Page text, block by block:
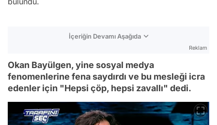
İçeriğin Devamı Aşağıda
Reklam
Okan Bayülgen, yine sosyal medya
fenomenlerine fena saydırdı ve bu mesleği icra
edenler için "Hepsi çöp, hepsi zavallı" dedi.